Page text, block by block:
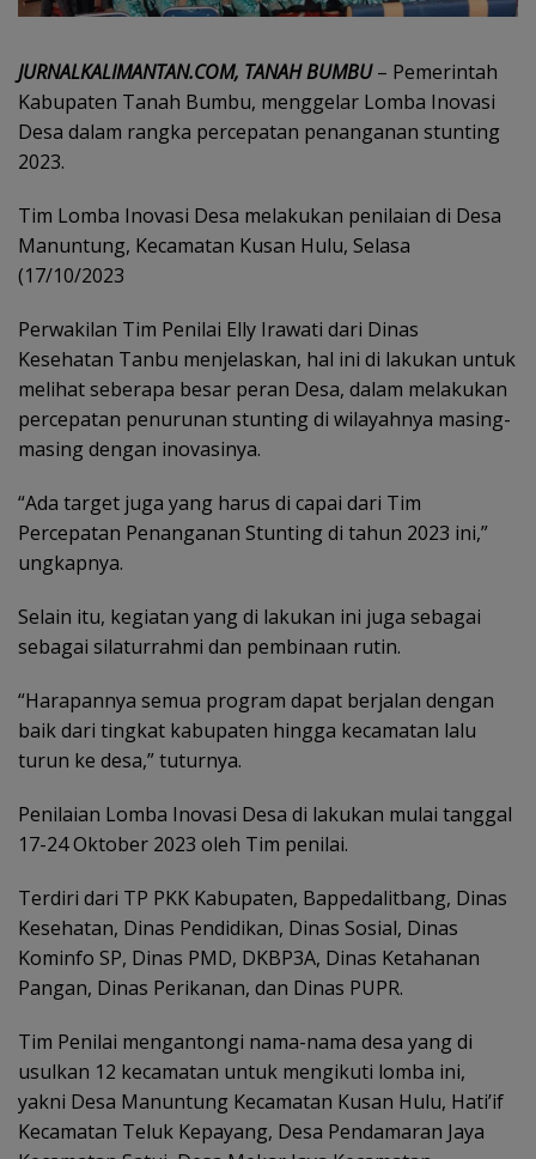
JURNALKALIMANTAN.COM, TANAH BUMBU– Pemerintah
Kabupaten Tanah Bumbu, menggelar Lomba Inovasi
Desa dalam rangka percepatan penanganan stunting
2023.
Tim Lomba Inovasi Desa melakukan penilaian di Desa
Manuntung, Kecamatan Kusan Hulu, Selasa
(17/10/2023
Perwakilan Tim Penilai Elly Irawati dari Dinas
Kesehatan Tanbu menjelaskan, hal ini di lakukan untuk
melihat seberapa besar peran Desa, dalam melakukan
percepatan penurunan stunting di wilayahnya masing-
masing dengan inovasinya.
“Ada target juga yang harus di capai dari Tim
Percepatan Penanganan Stunting di tahun 2023 ini,”
ungkapnya.
Selain itu, kegiatan yang di lakukan ini juga sebagai
sebagai silaturrahmi dan pembinaan rutin.
“Harapannya semua program dapat berjalan dengan
baik dari tingkat kabupaten hingga kecamatan lalu
turun ke desa,” tuturnya.
Penilaian Lomba Inovasi Desa di lakukan mulai tanggal
17-24 Oktober 2023 oleh Tim penilai.
Terdiri dari TP PKK Kabupaten, Bappedalitbang, Dinas
Kesehatan, Dinas Pendidikan, Dinas Sosial, Dinas
Kominfo SP, Dinas PMD, DKBP3A, Dinas Ketahanan
Pangan, Dinas Perikanan, dan Dinas PUPR.
Tim Penilai mengantongi nama-nama desa yang di
usulkan 12 kecamatan untuk mengikuti lomba ini,
yakni Desa Manuntung Kecamatan Kusan Hulu, Hati’if
Kecamatan Teluk Kepayang, Desa Pendamaran Jaya